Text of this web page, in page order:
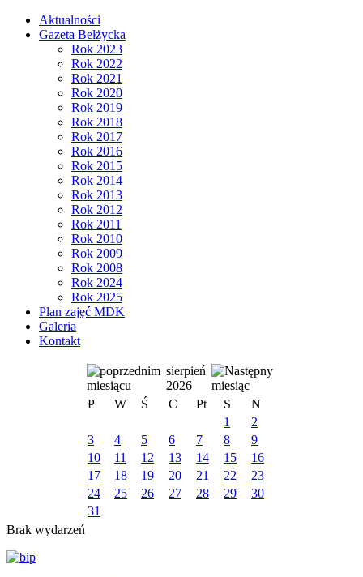
Aktualności
Gazeta Bełżycka
Rok 2023
Rok 2022
Rok 2021
Rok 2020
Rok 2019
Rok 2018
Rok 2017
Rok 2016
Rok 2015
Rok 2014
Rok 2013
Rok 2012
Rok 2011
Rok 2010
Rok 2009
Rok 2008
Rok 2024
Rok 2025
Plan zajęć MDK
Galeria
Kontakt
sierpień
2026
P
W Ś C Pt S
N
1
2
3
4 5 6 7 8
9
10
11 12 13 14 15
16
17
18 19 20 21 22
23
24
25 26 27 28 29
30
31
Brak wydarzeń